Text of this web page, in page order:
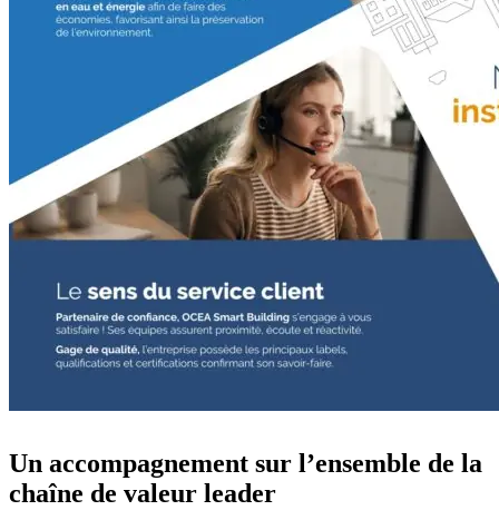
Un accompagnement sur l’ensemble de la
chaîne de valeur leader